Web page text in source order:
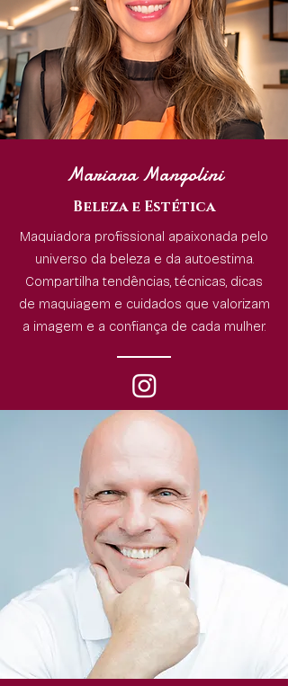
Mariana Mangolini
Beleza e Estética
Maquiadora profissional apaixonada pelo
universo da beleza e da autoestima.
Compartilha tendências, técnicas, dicas
de maquiagem e cuidados que valorizam
a imagem e a confiança de cada mulher.